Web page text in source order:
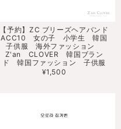
【予約】ZC ブリーズヘアバンド
ACC10 女の子 小学生 韓国
子供服 海外ファッション
Z'an CLOVER 韓国ブラン
ド 韓国ファッション 子供服
¥1,500